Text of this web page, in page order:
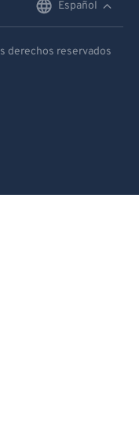
Español
derechos reservados